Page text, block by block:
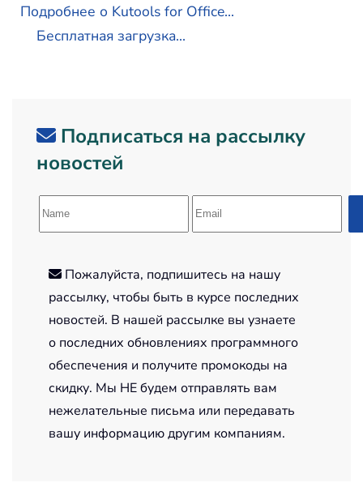
Подробнее о Kutools for Office...
Бесплатная загрузка...
Подписаться на рассылку
новостей
Пожалуйста, подпишитесь на нашу
рассылку, чтобы быть в курсе последних
новостей. В нашей рассылке вы узнаете
о последних обновлениях программного
обеспечения и получите промокоды на
скидку. Мы НЕ будем отправлять вам
нежелательные письма или передавать
вашу информацию другим компаниям.